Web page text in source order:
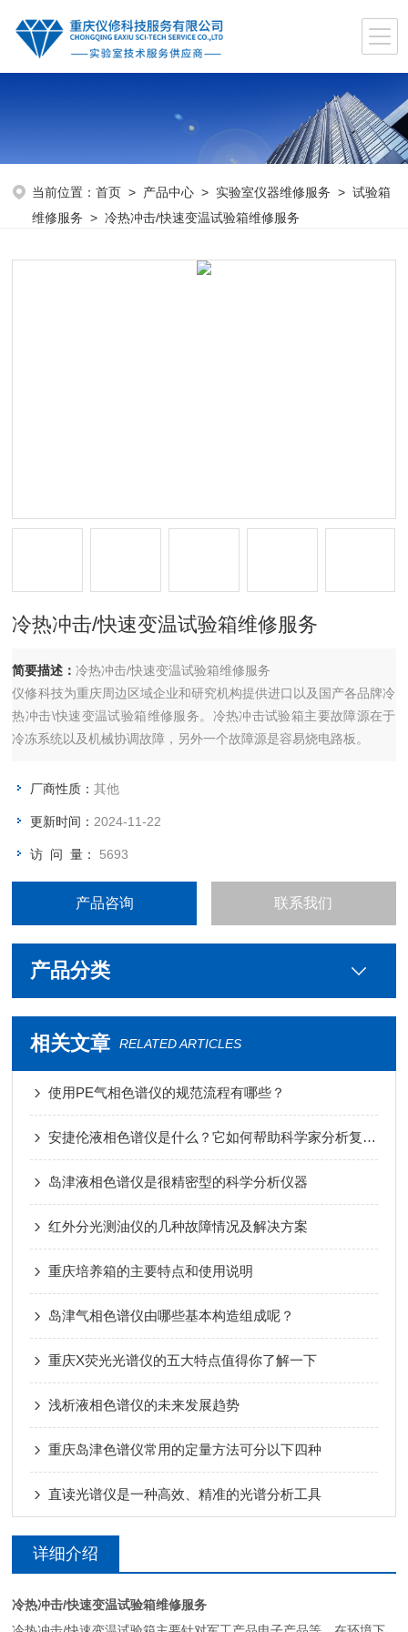
当前位置：首页 > 产品中心 > 实验室仪器维修服务 >试验箱
维修服务 > 冷热冲击/快速变温试验箱维修服务
冷热冲击/快速变温试验箱维修服务
简要描述：冷热冲击/快速变温试验箱维修服务
仪修科技为重庆周边区域企业和研究机构提供进口以及国产各品牌冷
热冲击\快速变温试验箱维修服务。冷热冲击试验箱主要故障源在于
冷冻系统以及机械协调故障，另外一个故障源是容易烧电路板。
厂商性质：其他
更新时间： 2024-11-22
访 问 量： 5693
产品咨询 联系我们
产品分类
相关文章 RELATED ARTICLES
使用PE气相色谱仪的规范流程有哪些？
安捷伦液相色谱仪是什么？它如何帮助科学家分析复杂样品
岛津液相色谱仪是很精密型的科学分析仪器
红外分光测油仪的几种故障情况及解决方案
重庆培养箱的主要特点和使用说明
岛津气相色谱仪由哪些基本构造组成呢？
重庆X荧光光谱仪的五大特点值得你了解一下
浅析液相色谱仪的未来发展趋势
重庆岛津色谱仪常用的定量方法可分以下四种
直读光谱仪是一种高效、精准的光谱分析工具
详细介绍
冷热冲击/快速变温试验箱维修服务